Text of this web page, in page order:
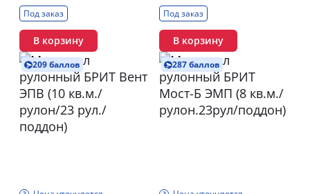
Под заказ
В корзину
Под заказ
В корзину
209 баллов 287 баллов